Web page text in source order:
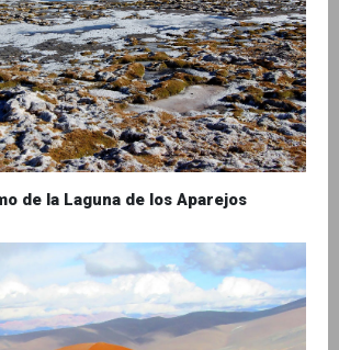
de la Laguna de los Aparejos